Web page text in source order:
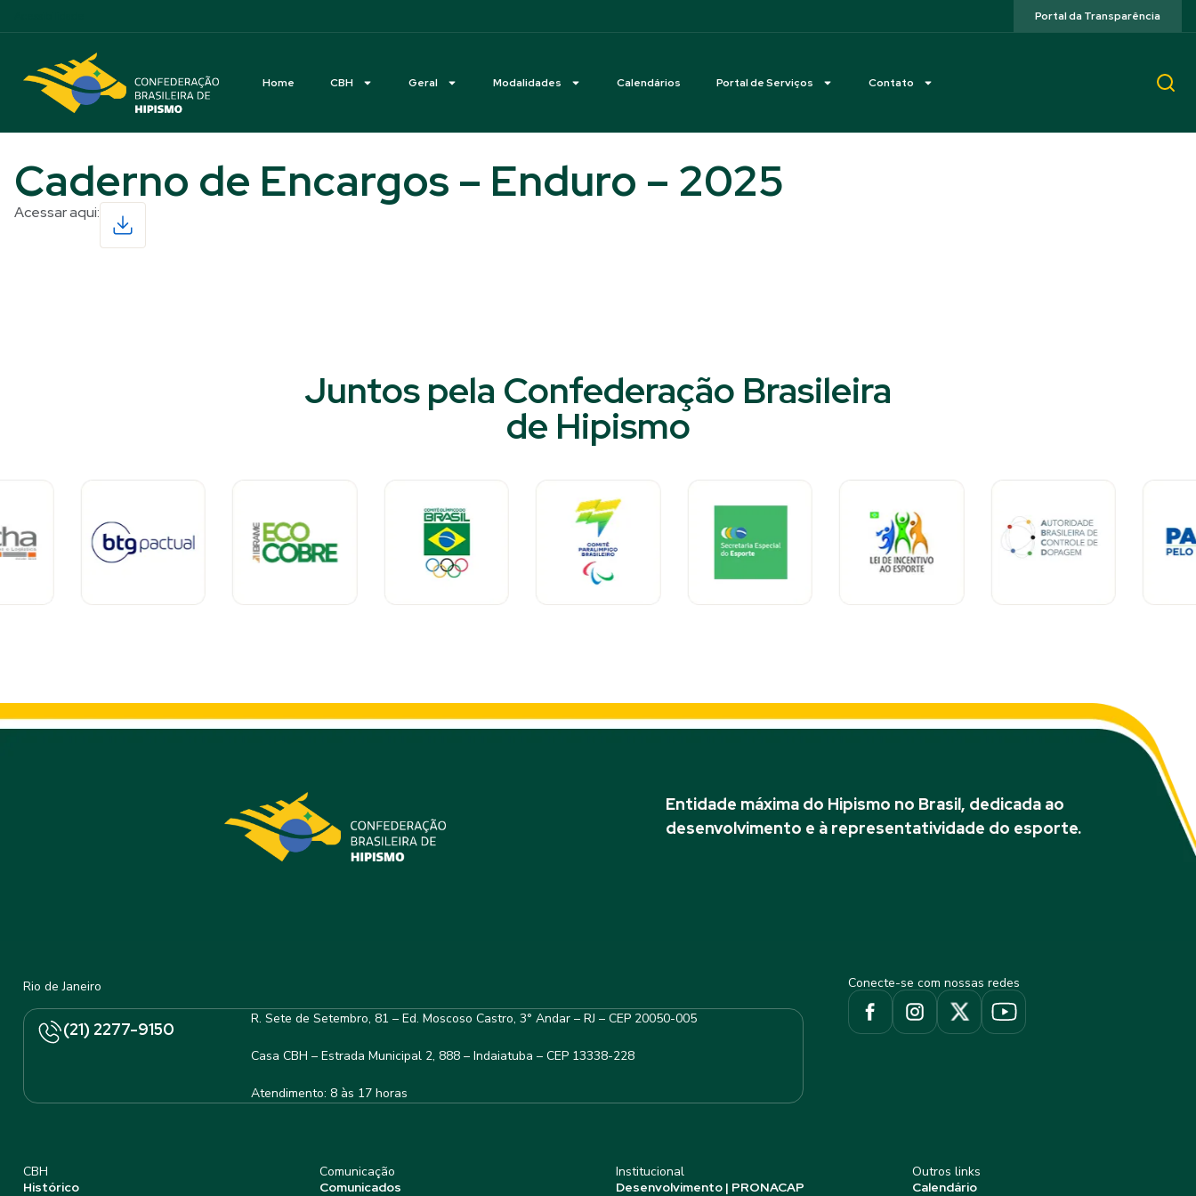
Portal da Transparência
Home CBH Geral Modalidades Calendários Portal de Serviços Contato
Caderno de Encargos – Enduro – 2025
Acessar aqui:
Juntos pela Confederação Brasileira
de Hipismo
Entidade máxima do Hipismo no Brasil, dedicada ao
desenvolvimento e à representatividade do esporte.
Rio de Janeiro
(21) 2277-9150
R. Sete de Setembro, 81 – Ed. Moscoso Castro, 3° Andar – RJ – CEP 20050-005
Casa CBH – Estrada Municipal 2, 888 – Indaiatuba – CEP 13338-228
Atendimento: 8 às 17 horas
Conecte-se com nossas redes
CBH
Histórico
Comunicação
Comunicados
Institucional
Desenvolvimento | PRONACAP
Outros links
Calendário